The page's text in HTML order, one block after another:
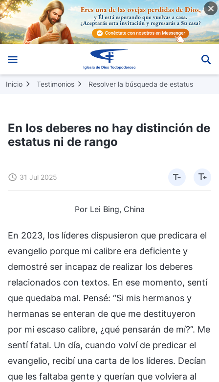
Inicio Testimonios Resolver la búsqueda de estatus
En los deberes no hay distinción de
estatus ni de rango
31 Jul 2025
Por Lei Bing, China
En 2023, los líderes dispusieron que predicara el
evangelio porque mi calibre era deficiente y
demostré ser incapaz de realizar los deberes
relacionados con textos. En ese momento, sentí
que quedaba mal. Pensé: “Si mis hermanos y
hermanas se enteran de que me destituyeron
por mi escaso calibre, ¿qué pensarán de mí?”. Me
sentí fatal. Un día, cuando volví de predicar el
evangelio, recibí una carta de los líderes. Decían
que les faltaba gente y querían que volviera al